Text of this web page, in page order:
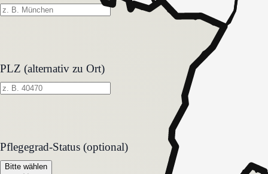
PLZ (alternativ zu Ort)
Pflegegrad-Status (optional)
Pflegegrad-Status (optional)
Bitte wählen